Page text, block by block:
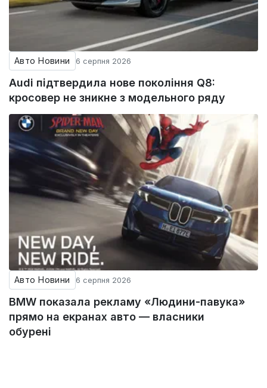
Авто Новини 6 серпня 2026
Audi підтвердила нове покоління Q8:
кросовер не зникне з модельного ряду
Авто Новини 6 серпня 2026
BMW показала рекламу «Людини-павука»
прямо на екранах авто — власники
обурені